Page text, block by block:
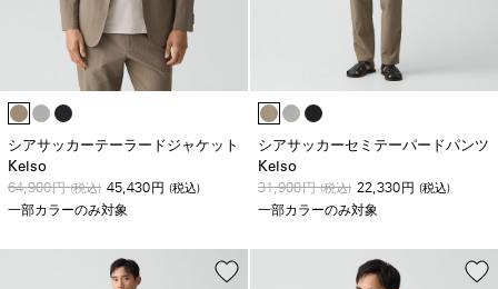
シアサッカーテーラードジャケット
Kelso
64,900円(税込) 45,430 円 (税込)
一部カラーのみ対象
シアサッカーセミテーパードパンツ
Kelso
31,900円(税込) 22,330 円 (税込)
一部カラーのみ対象